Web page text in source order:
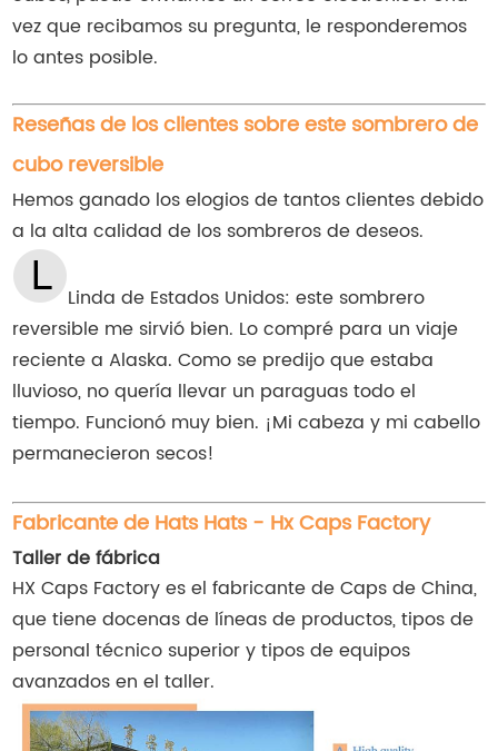
vez que recibamos su pregunta, le responderemos
lo antes posible.
Reseñas de los clientes sobre este sombrero de
cubo reversible
Hemos ganado los elogios de tantos clientes debido
a la alta calidad de los sombreros de deseos.
Linda de Estados Unidos: este sombrero
reversible me sirvió bien. Lo compré para un viaje
reciente a Alaska. Como se predijo que estaba
lluvioso, no quería llevar un paraguas todo el
tiempo. Funcionó muy bien. ¡Mi cabeza y mi cabello
permanecieron secos!
Fabricante de Hats Hats - Hx Caps Factory
Taller de fábrica
HX Caps Factory es el fabricante de Caps de China,
que tiene docenas de líneas de productos, tipos de
personal técnico superior y tipos de equipos
avanzados en el taller.